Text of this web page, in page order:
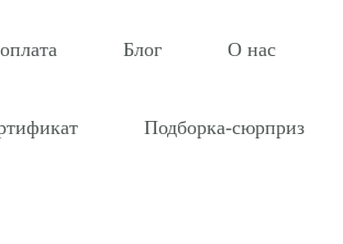
Блог О нас
Подборка-сюрприз